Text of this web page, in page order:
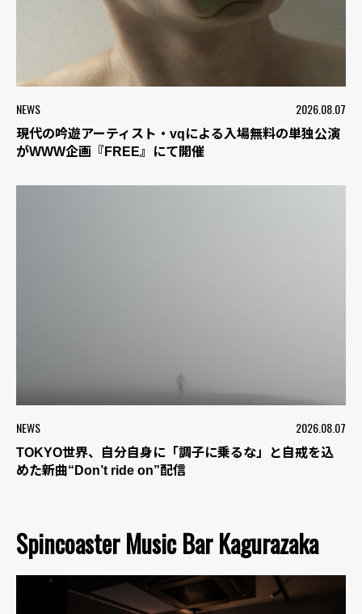
NEWS 2026.08.07
現代の吟遊アーティスト・vqによる入場無料の単独公演
がWWW企画『FREE』にて開催
NEWS 2026.08.07
TOKYO世界、自分自身に「調子に乗るな」と自戒を込
めた新曲“Don’t ride on”配信
Spincoaster Music Bar Kagurazaka